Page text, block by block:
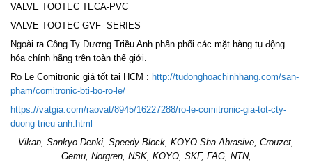
VALVE TOOTEC TECA-PVC
VALVE TOOTEC GVF- SERIES
Ngoài ra Công Ty Dương Triều Anh phân phối các mặt hàng tụ động
hóa chính hãng trên toàn thế giới.
Ro Le Comitronic giá tốt tại HCM : http://tudonghoachinhhang.com/san-
pham/comitronic-bti-bo-ro-le/
https://vatgia.com/raovat/8945/16227288/ro-le-comitronic-gia-tot-cty-
duong-trieu-anh.html
Vikan, Sankyo Denki, Speedy Block, KOYO-Sha Abrasive, Crouzet,
Gemu, Norgren, NSK, KOYO, SKF, FAG, NTN,